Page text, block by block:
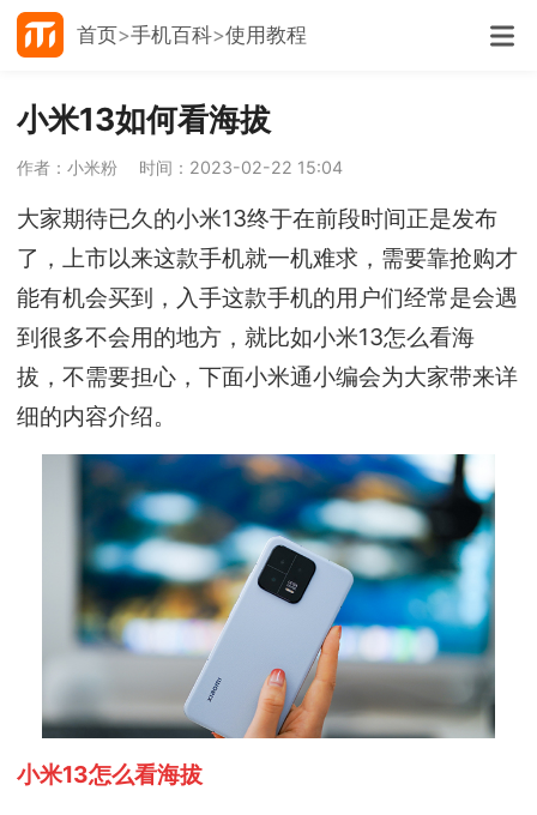
首页 手机百科 使用教程
小米13如何看海拔
作者：小米粉 时间：2023-02-22 15:04
大家期待已久的小米13终于在前段时间正是发布
了，上市以来这款手机就一机难求，需要靠抢购才
能有机会买到，入手这款手机的用户们经常是会遇
到很多不会用的地方，就比如小米13怎么看海
拔，不需要担心，下面小米通小编会为大家带来详
细的内容介绍。
小米13怎么看海拔